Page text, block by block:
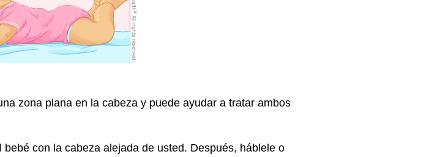
zona plana en la cabeza y puede ayudar a tratar ambos
con la cabeza alejada de usted. Después, háblele o